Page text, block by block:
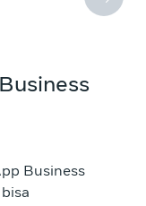
Business